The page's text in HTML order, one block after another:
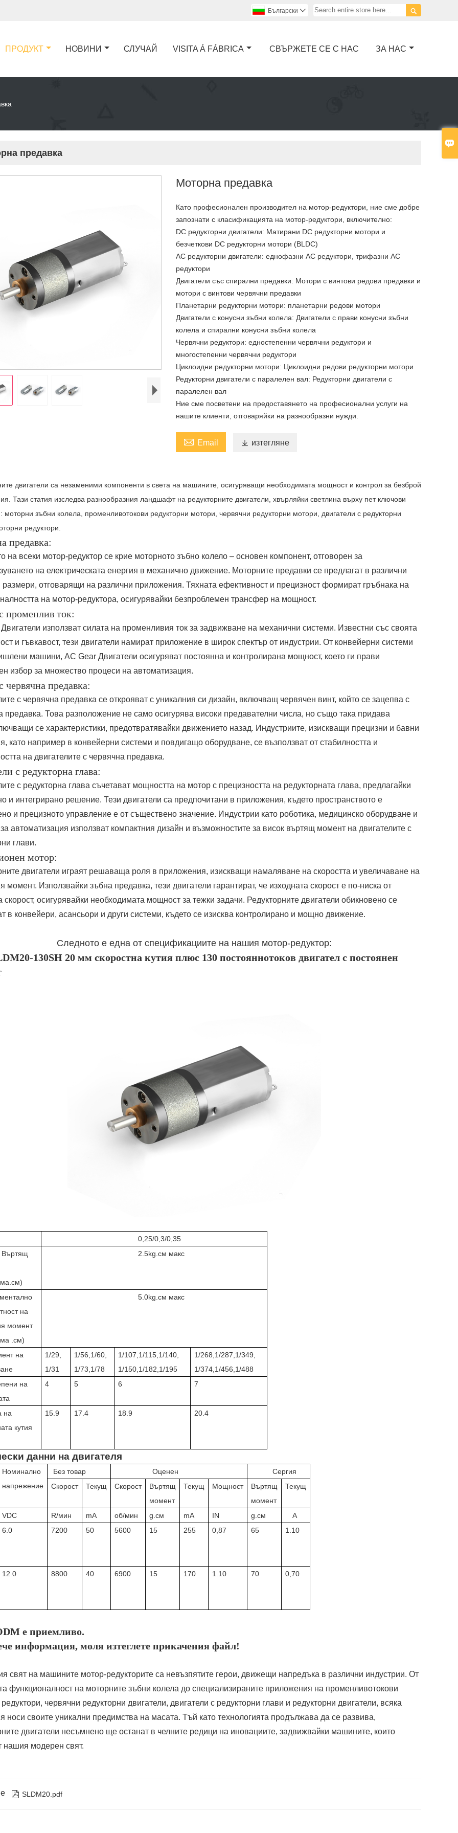


Български 
ПРОДУКТ НОВИНИ СЛУЧАЙ VISITA Á FÁBRICA СВЪРЖЕТЕ СЕ С НАС ЗА НАС
предавка
Моторна предавка
Като професионален производител на мотор-редуктори, ние сме добре
запознати с класификацията на мотор-редуктори, включително:
DC редукторни двигатели: Матирани DC редукторни мотори и
безчеткови DC редукторни мотори (BLDC)
AC редукторни двигатели: еднофазни AC редуктори, трифазни AC
редуктори
Двигатели със спирални предавки: Мотори с винтови редови предавки и
мотори с винтови червячни предавки
Планетарни редукторни мотори: планетарни редови мотори
Двигатели с конусни зъбни колела: Двигатели с прави конусни зъбни
колела и спирални конусни зъбни колела
Червячни редуктори: едностепенни червячни редуктори и
многостепенни червячни редуктори
Циклоидни редукторни мотори: Циклоидни редови редукторни мотори
Редукторни двигатели с паралелен вал: Редукторни двигатели с
паралелен вал
Ние сме посветени на предоставянето на професионални услуги на
нашите клиенти, отговаряйки на разнообразни нужди.
 Email  изтегляне
двигатели са незаменими компоненти в света на машините, осигуряващи необходимата мощност и контрол за безброй
Тази статия изследва разнообразния ландшафт на редукторните двигатели, хвърляйки светлина върху пет ключови
моторни зъбни колела, променливотокови редукторни мотори, червячни редукторни мотори, двигатели с редукторни
редуктори.
предавка:
на всеки мотор-редуктор се крие моторното зъбно колело – основен компонент, отговорен за
на електрическата енергия в механично движение. Моторните предавки се предлагат в различни
размери, отговарящи на различни приложения. Тяхната ефективност и прецизност формират гръбнака на
на мотор-редуктора, осигурявайки безпроблемен трансфер на мощност.
променлив ток:
използват силата на променливия ток за задвижване на механични системи. Известни със своята
и гъвкавост, тези двигатели намират приложение в широк спектър от индустрии. От конвейерни системи
машини, AC Gear Двигатели осигуряват постоянна и контролирана мощност, което ги прави
избор за множество процеси на автоматизация.
червячна предавка:
с червячна предавка се открояват с уникалния си дизайн, включващ червячен винт, който се зацепва с
предавка. Това разположение не само осигурява високи предавателни числа, но също така придава
се характеристики, предотвратявайки движението назад. Индустриите, изискващи прецизни и бавни
като например в конвейерни системи и повдигащо оборудване, се възползват от стабилността и
на двигателите с червячна предавка.
с редукторна глава:
с редукторна глава съчетават мощността на мотор с прецизността на редукторната глава, предлагайки
и интегрирано решение. Тези двигатели са предпочитани в приложения, където пространството е
и прецизното управление е от съществено значение. Индустрии като роботика, медицинско оборудване и
автоматизация използват компактния дизайн и възможностите за висок въртящ момент на двигателите с
глави.
мотор:
двигатели играят решаваща роля в приложения, изискващи намаляване на скоростта и увеличаване на
момент. Използвайки зъбна предавка, тези двигатели гарантират, че изходната скорост е по-ниска от
скорост, осигурявайки необходимата мощност за тежки задачи. Редукторните двигатели обикновено се
в конвейери, асансьори и други системи, където се изисква контролирано и мощно движение.
Следното е една от спецификациите на нашия мотор-редуктор:
130SH 20 мм скоростна кутия плюс 130 постояннотоков двигател с постоянен
0,25/0,3/0,35
Въртящ
2.5kg.см макс
на
момент
.см)
5.0kg.см макс
на
1/29,
1/31
1/56,1/60,
1/73,1/78
1/107,1/115,1/140,
1/150,1/182,1/195
1/268,1/287,1/349,
1/374,1/456,1/488
на
4 5 6 7
на
кутия
15.9 17.4 18.9 20.4
данни на двигателя
Номинално
напрежение
Без товар Оценен
Сергия
Скорост
Текущ Скорост
Въртящ
момент
Текущ Мощност
Въртящ
момент
Текущ
VDC R/мин mA об/мин g.см mA IN g.см
А
6.0 7200 50 5600 15 255 0,87 65 1.10
12.0 8800 40 6900 15 170 1.10 70 0,70
е приемливо.
информация, моля изтеглете прикачения файл!
свят на машините мотор-редукторите са невъзпятите герои, движещи напредъка в различни индустрии. От
функционалност на моторните зъбни колела до специализираните приложения на променливотокови
червячни редукторни двигатели, двигатели с редукторни глави и редукторни двигатели, всяка
носи своите уникални предимства на масата. Тъй като технологията продължава да се развива,
двигатели несъмнено ще останат в челните редици на иновациите, задвижвайки машините, които
модерен свят.
 SLDM20.pdf